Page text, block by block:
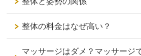
整体の料金はなぜ高い？
マッサージはダメ？マッサージ